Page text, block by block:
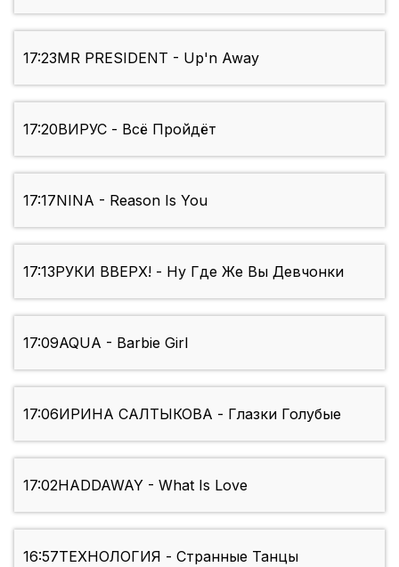
17:23MR PRESIDENT - Up'n Away
17:20ВИРУС - Всё Пройдёт
17:17NINA - Reason Is You
17:13РУКИ ВВЕРХ! - Ну Где Же Вы Девчонки
17:09AQUA - Barbie Girl
17:06ИРИНА САЛТЫКОВА - Глазки Голубые
17:02HADDAWAY - What Is Love
16:57ТЕХНОЛОГИЯ - Странные Танцы